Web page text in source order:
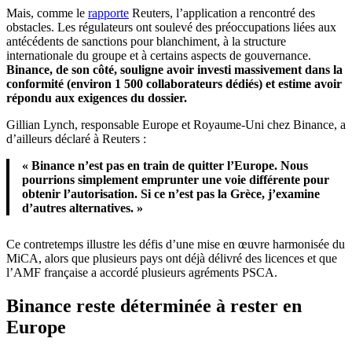
Mais, comme le rapporte Reuters, l’application a rencontré des
obstacles. Les régulateurs ont soulevé des préoccupations liées aux
antécédents de sanctions pour blanchiment, à la structure
internationale du groupe et à certains aspects de gouvernance.
Binance, de son côté, souligne avoir investi massivement dans la
conformité (environ 1 500 collaborateurs dédiés) et estime avoir
répondu aux exigences du dossier.
Gillian Lynch, responsable Europe et Royaume-Uni chez Binance, a
d’ailleurs déclaré à Reuters :
« Binance n’est pas en train de quitter l’Europe. Nous
pourrions simplement emprunter une voie différente pour
obtenir l’autorisation. Si ce n’est pas la Grèce, j’examine
d’autres alternatives. »
Ce contretemps illustre les défis d’une mise en œuvre harmonisée du
MiCA, alors que plusieurs pays ont déjà délivré des licences et que
l’AMF française a accordé plusieurs agréments PSCA.
Binance reste déterminée à rester en
Europe